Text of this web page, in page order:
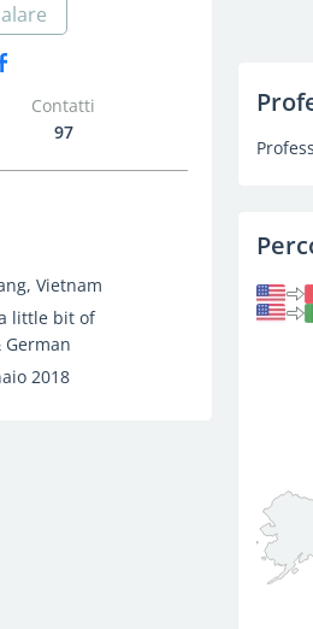
Contatti
97
Vietnam
little bit of
German
2018